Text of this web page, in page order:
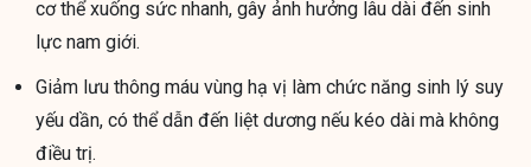
cơ thể xuống sức nhanh, gây ảnh hưởng lâu dài đến sinh
lực nam giới.
Giảm lưu thông máu vùng hạ vị làm chức năng sinh lý suy
yếu dần, có thể dẫn đến liệt dương nếu kéo dài mà không
điều trị.